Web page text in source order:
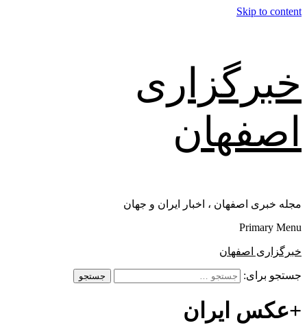
Skip to content
خبرگزاری
اصفهان
مجله خبری اصفهان ، اخبار ایران و جهان
Primary Menu
خبرگزاری اصفهان
جستجو برای:
+عکس ایران